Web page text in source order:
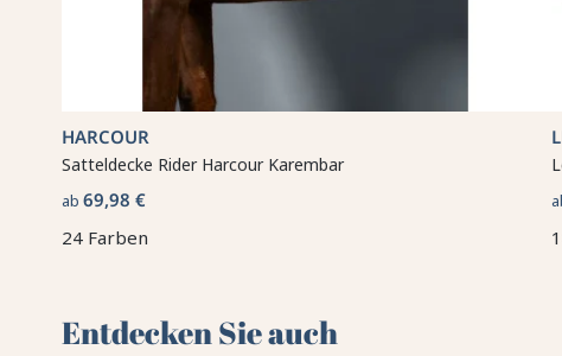
HARCOUR
Satteldecke Rider Harcour Karembar
ab69,98 €
24 Farben
Entdecken Sie auch 🌻